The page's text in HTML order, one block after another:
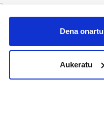
Dena onartu
Aukeratu